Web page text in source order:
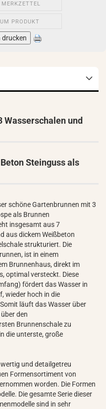
MERKZETTEL
PRODUKT
und
Steinguss als
schöne Gartenbrunnen mit 3
als Brunnen
insgesamt aus 7
aus dickem Weißbeton
strukturiert. Die
ist in einem
Brunnenhaus, direkt im
optimal versteckt. Diese
fördert das Wasser in
wieder hoch in die
läuft das Wasser über
den
Brunnenschale zu
die unterste, große
und detailgetreu
Formensortiment von
worden. Die Formen
Die gesamte Serie dieser
sind in sehr